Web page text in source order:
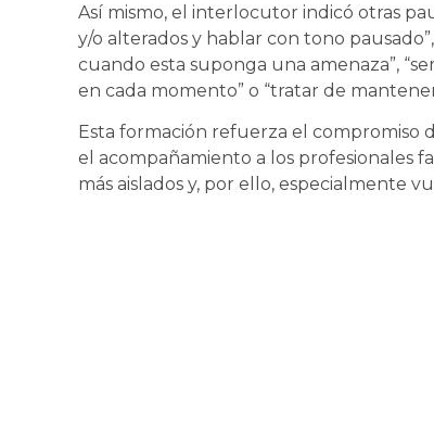
Así mismo, el interlocutor indicó otras
y/o alterados y hablar con tono
cuando esta suponga una amenaza”,
en cada momento” o “tratar de
Esta formación refuerza el compromiso
el acompañamiento a los profesionales
más aislados y, por ello, especialmente